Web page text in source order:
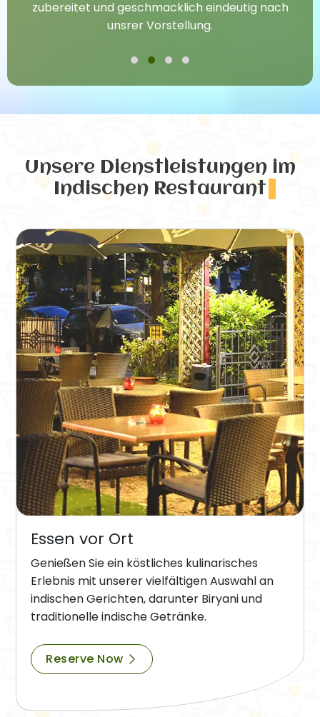
zubereitet und geschmacklich eindeutig nach
unsrer Vorstellung.
Unsere Dienstleistungen im
Indischen Restaurant
Essen vor Ort
Genießen Sie ein köstliches kulinarisches
Erlebnis mit unserer vielfältigen Auswahl an
indischen Gerichten, darunter Biryani und
traditionelle indische Getränke.
Reserve Now